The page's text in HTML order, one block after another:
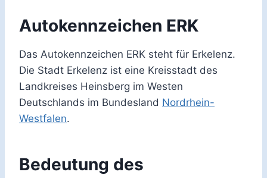
Autokennzeichen ERK
Das Autokennzeichen ERK steht für Erkelenz.
Die Stadt Erkelenz ist eine Kreisstadt des
Landkreises Heinsberg im Westen
Deutschlands im Bundesland Nordrhein-
Westfalen.
Bedeutung des